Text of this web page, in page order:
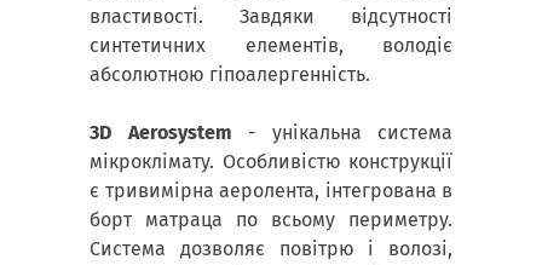
властивості. Завдяки відсутності
синтетичних елементів, володіє
абсолютною гіпоалергенність.
3D Aerosystem - унікальна система
мікроклімату. Особливістю конструкції
є тривимірна аеролента, інтегрована в
борт матраца по всьому периметру.
Система дозволяє повітрю і волозі,